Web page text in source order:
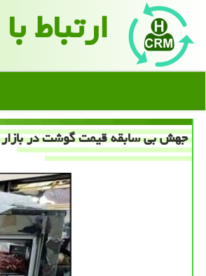
ارتباط
جهش بی سابقه قیمت گوشت در بازار